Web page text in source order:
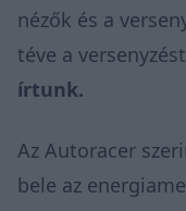
nézők és a
téve a
írtunk.
Az Autoracer
bele az